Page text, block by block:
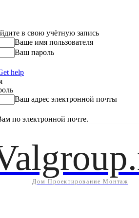
в свою учётную запись
Ваше имя пользователя
Ваш пароль
help
Ваш адрес электронной почты
по электронной почте.
Дом Проектирование Монтаж